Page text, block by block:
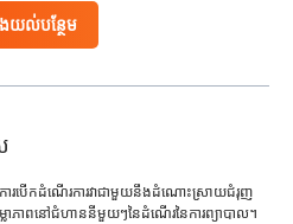
ងយល់បន្ថែម
ការបើកដំណើរការវាជាមួយនឹងដំណោះស្រាយជំរុញ
លាភាពនៅជំហាននីមួយៗនៃដំណើរនៃការព្យាបាល។